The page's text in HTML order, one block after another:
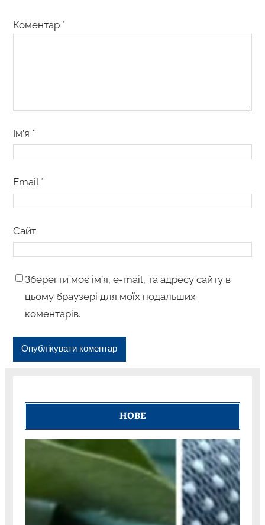
Коментар *
Ім’я *
Email *
Сайт
Зберегти моє ім’я, e-mail, та адресу сайту в
цьому браузері для моїх подальших
коментарів.
НОВЕ